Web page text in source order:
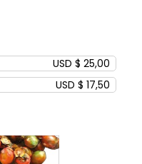
USD $ 25,00
USD $ 17,50